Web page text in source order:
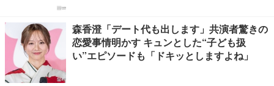
森香澄「デート代も出します」共演者驚きの
恋愛事情明かす キュンとした“子ども扱
い”エピソードも「ドキッとしますよね」